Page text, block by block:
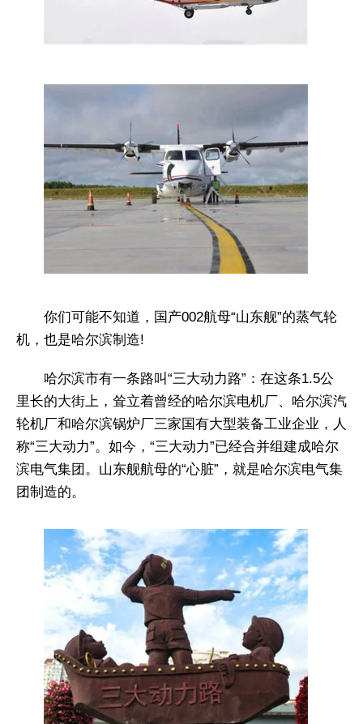
你们可能不知道，国产002航母“山东舰”的蒸气轮
机，也是哈尔滨制造!
哈尔滨市有一条路叫“三大动力路”：在这条1.5公
里长的大街上，耸立着曾经的哈尔滨电机厂、哈尔滨汽
轮机厂和哈尔滨锅炉厂三家国有大型装备工业企业，人
称“三大动力”。如今，“三大动力”已经合并组建成哈尔
滨电气集团。山东舰航母的“心脏”，就是哈尔滨电气集
团制造的。